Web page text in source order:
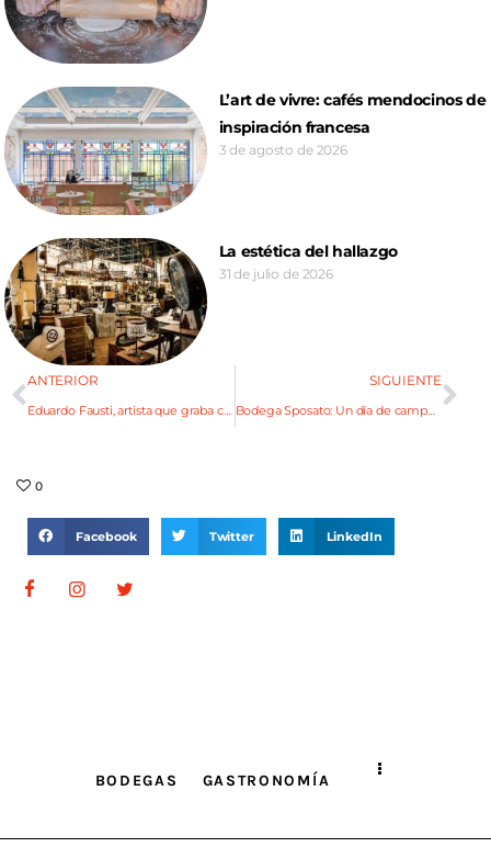
L’art de vivre: cafés mendocinos de
inspiración francesa
3 de agosto de 2026
La estética del hallazgo
31 de julio de 2026
ANTERIOR
Eduardo Fausti, artista que graba cometas y meteoritos
SIGUIENTE
Bodega Sposato: Un día de campo en la ciudad
0
Facebook Twitter LinkedIn
BODEGAS GASTRONOMÍA